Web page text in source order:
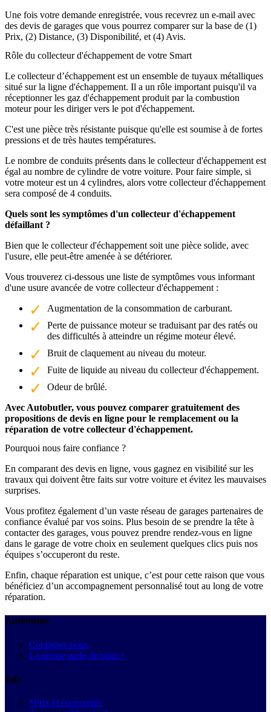
Une fois votre demande enregistrée, vous recevrez un e-mail avec
des devis de garages que vous pourrez comparer sur la base de (1)
Prix, (2) Distance, (3) Disponibilité, et (4) Avis.
Rôle du collecteur d'échappement de votre Smart
Le collecteur d’échappement est un ensemble de tuyaux métalliques
situé sur la ligne d'échappement. Il a un rôle important puisqu'il va
réceptionner les gaz d'échappement produit par la combustion
moteur pour les diriger vers le pot d'échappement.
C'est une pièce très résistante puisque qu'elle est soumise à de fortes
pressions et de très hautes températures.
Le nombre de conduits présents dans le collecteur d'échappement est
égal au nombre de cylindre de votre voiture. Pour faire simple, si
votre moteur est un 4 cylindres, alors votre collecteur d'échappement
sera composé de 4 conduits.
Quels sont les symptômes d'un collecteur d'échappement
défaillant ?
Bien que le collecteur d'échappement soit une pièce solide, avec
l'usure, elle peut-être amenée à se détériorer.
Vous trouverez ci-dessous une liste de symptômes vous informant
d'une usure avancée de votre collecteur d'échappement :
Augmentation de la consommation de carburant.
Perte de puissance moteur se traduisant par des ratés ou
des difficultés à atteindre un régime moteur élevé.
Bruit de claquement au niveau du moteur.
Fuite de liquide au niveau du collecteur d'échappement.
Odeur de brûlé.
Avec Autobutler, vous pouvez comparer gratuitement des
propositions de devis en ligne pour le remplacement ou la
réparation de votre collecteur d'échappement.
Pourquoi nous faire confiance ?
En comparant des devis en ligne, vous gagnez en visibilité sur les
travaux qui doivent être faits sur votre voiture et évitez les mauvaises
surprises.
Vous profitez également d’un vaste réseau de garages partenaires de
confiance évalué par vos soins. Plus besoin de se prendre la tête à
contacter des garages, vous pouvez prendre rendez-vous en ligne
dans le garage de votre choix en seulement quelques clics puis nos
équipes s’occuperont du reste.
Enfin, chaque réparation est unique, c’est pour cette raison que vous
bénéficiez d’un accompagnement personnalisé tout au long de votre
réparation.
Autobutler
Contactez-nous
La presse parle de nous !
Info
*Prix et économies